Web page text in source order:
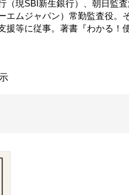
（現SBI新生銀行）、朝日監
エムジャパン）常勤監査役。
援等に従事。著書『わかる